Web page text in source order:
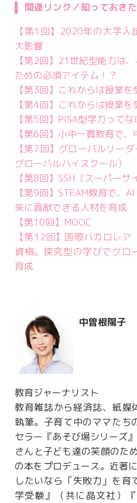
関連リンク／知っておき
【第1回】2020年の大学入
大影響
【第2回】21世紀型能力は
ための必須アイテム！？
【第3回】これからは授業
【第4回】これからは授業
【第5回】PISA型学力ってな
【第6回】小中一貫教育で
【第7回】グローバルリー
グローバルハイスクール）
【第8回】SSH（スーパーサ
【第9回】STEAM教育で、
来に貢献できる人材を育成
【第10回】MOOC
【第12回】国際バカロレ
資格。探究型の学びでグロ
育成
中曽根陽子
教育ジャーナリスト
教育雑誌から経済誌、紙媒
執筆。子育て中のママたち
セラー『あそび場シリーズ
さんと子ども達の笑顔のた
の本をプロデュース。近著
したいなら「失敗力」を育
学受験』（共に晶文社）